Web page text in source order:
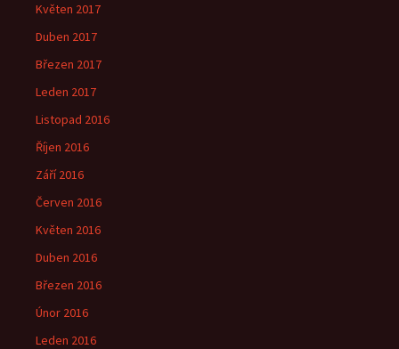
Květen 2017
Duben 2017
Březen 2017
Leden 2017
Listopad 2016
Říjen 2016
Září 2016
Červen 2016
Květen 2016
Duben 2016
Březen 2016
Únor 2016
Leden 2016